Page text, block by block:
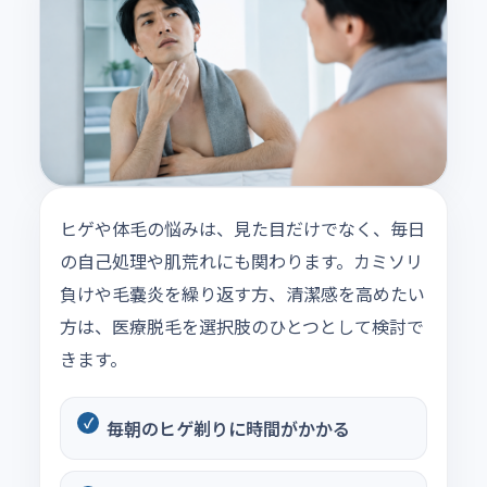
ヒゲや体毛の悩みは、見た目だけでなく、毎日
の自己処理や肌荒れにも関わります。カミソリ
負けや毛嚢炎を繰り返す方、清潔感を高めたい
方は、医療脱毛を選択肢のひとつとして検討で
きます。
毎朝のヒゲ剃りに時間がかかる